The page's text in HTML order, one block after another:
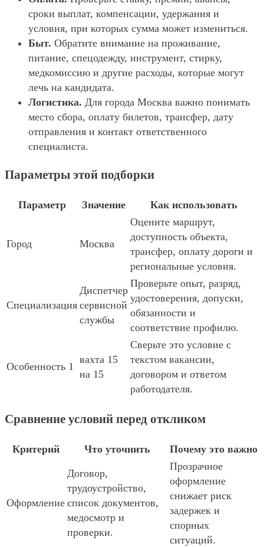
сроки выплат, компенсации, удержания и
условия, при которых сумма может измениться.
Быт. Обратите внимание на проживание,
питание, спецодежду, инструмент, стирку,
медкомиссию и другие расходы, которые могут
лечь на кандидата.
Логистика. Для города Москва важно понимать
место сбора, оплату билетов, трансфер, дату
отправления и контакт ответственного
специалиста.
Параметры этой подборки
Параметр Значение Как использовать
Город Москва
Оцените маршрут,
доступность объекта,
трансфер, оплату дороги и
региональные условия.
Специализация
Диспетчер
сервисной
службы
Проверьте опыт, разряд,
удостоверения, допуски,
обязанности и
соответствие профилю.
Особенность 1
вахта 15
на 15
Сверьте это условие с
текстом вакансии,
договором и ответом
работодателя.
Сравнение условий перед откликом
Критерий Что уточнить Почему это важно
Оформление
Договор,
трудоустройство,
список документов,
медосмотр и
проверки.
Прозрачное
оформление
снижает риск
задержек и
спорных
ситуаций.